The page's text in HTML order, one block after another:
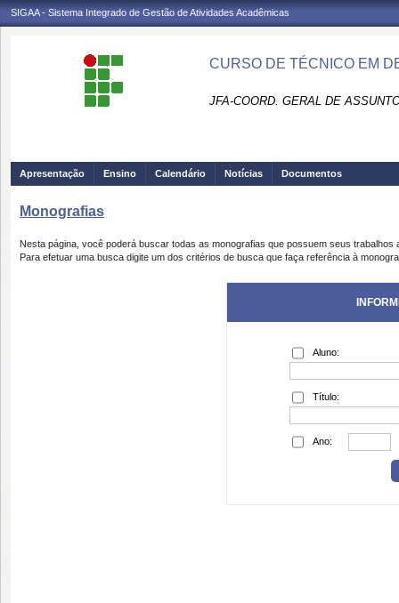
SIGAA - Sistema Integrado de Gestão de Atividades Acadêmicas
CURSO DE TÉCNICO EM
JFA-COORD. GERAL DE
Apresentação Ensino Calendário Notícias Documentos
Monografias
Nesta página, você poderá buscar todas as monografias que possuem seus trabalhos
Para efetuar uma busca digite um dos critérios de busca que faça referência à
Aluno:
Título:
Ano: